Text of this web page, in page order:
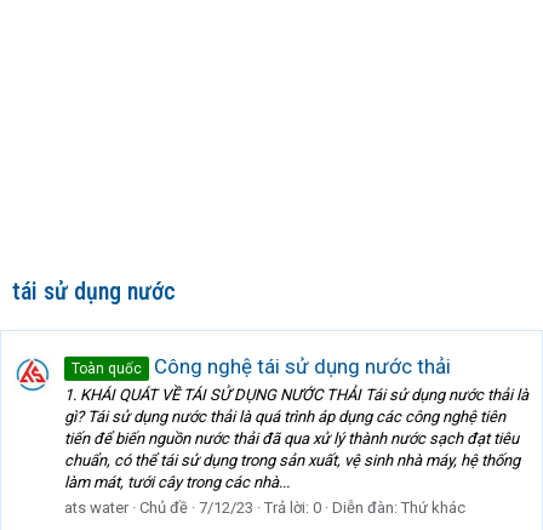
tái sử dụng nước
Toàn quốc Công nghệ tái sử dụng nước thải
1. KHÁI QUÁT VỀ TÁI SỬ DỤNG NƯỚC THẢI Tái sử dụng nước thải là
gì? Tái sử dụng nước thải là quá trình áp dụng các công nghệ tiên
tiến để biến nguồn nước thải đã qua xử lý thành nước sạch đạt tiêu
chuẩn, có thể tái sử dụng trong sản xuất, vệ sinh nhà máy, hệ thống
làm mát, tưới cây trong các nhà...
ats water Chủ đề 7/12/23 Trả lời: 0 Diễn đàn: Thứ khác